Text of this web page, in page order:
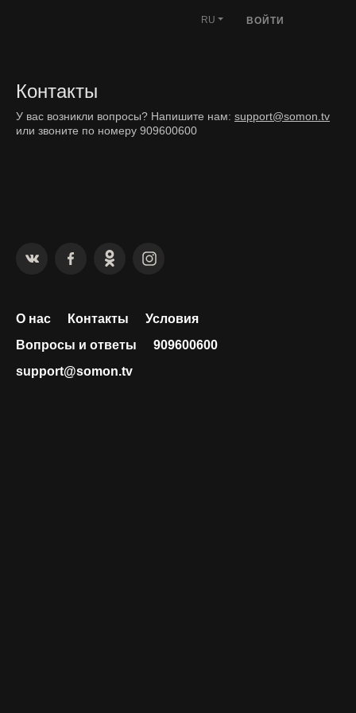
RU ВОЙТИ
Контакты
У вас возникли вопросы? Напишите нам: support@somon.tv
или звоните по номеру 909600600
О нас Контакты
Условия
Вопросы и ответы
909600600
support@somon.tv